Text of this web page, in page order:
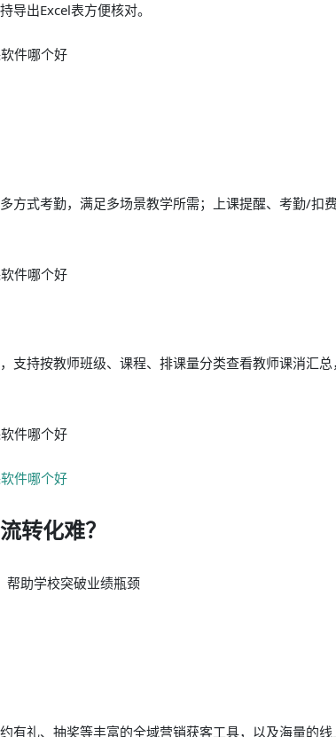
导出Excel表方便核对。
方式考勤，满足多场景教学所需；上课提醒、考勤/扣
支持按教师班级、课程、排课量分类查看教师课消汇
转化难？
帮助学校突破业绩瓶颈
有礼、抽奖等丰富的全域营销获客工具，以及海量的线